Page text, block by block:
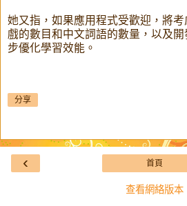
她又指，如果應用程式受歡迎，將
戲的數目和中文詞語的數量，以及
步優化學習效能。
分享
‹ 首頁
查看網絡版本